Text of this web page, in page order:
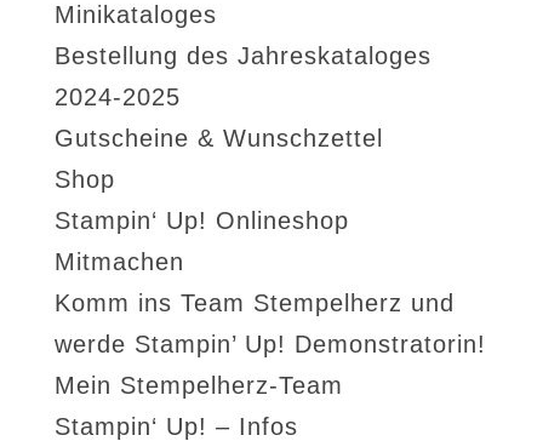
Minikataloges
Bestellung des Jahreskataloges
2024-2025
Gutscheine & Wunschzettel
Shop
Stampin‘ Up! Onlineshop
Mitmachen
Komm ins Team Stempelherz und
werde Stampin’ Up! Demonstratorin!
Mein Stempelherz-Team
Stampin‘ Up! – Infos